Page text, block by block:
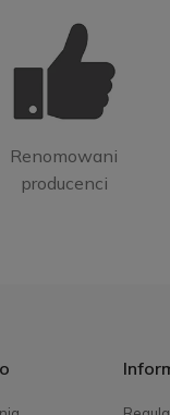
Renomowani
producenci